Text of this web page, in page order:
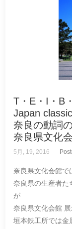
T・E・I・B
Japan
奈良の動詞
奈良県文化
5月, 19, 2016
奈良県文化会館で
奈良県の生産者た
が
奈良県文化会館 展
垣本鉄工所では金